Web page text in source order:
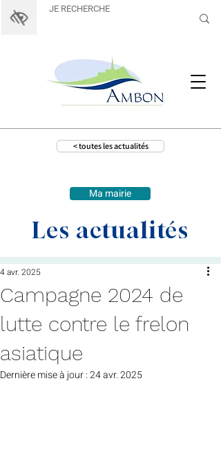
< toutes les actualités
Ma mairie
Les actualités
Campagne 2024 de
lutte contre le frelon
asiatique
4 avr. 2025
Dernière mise à jour :24 avr. 2025